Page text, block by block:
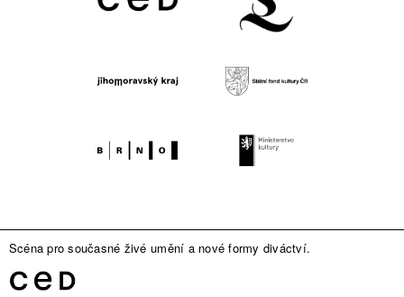
Scéna pro současné živé umění a nové formy diváctví.